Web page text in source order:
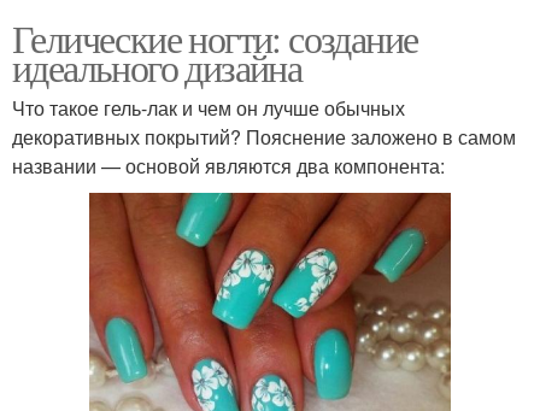
Гелические ногти: создание
идеального дизайна
Что такое гель-лак и чем он лучше обычных
декоративных покрытий? Пояснение заложено в самом
названии — основой являются два компонента: